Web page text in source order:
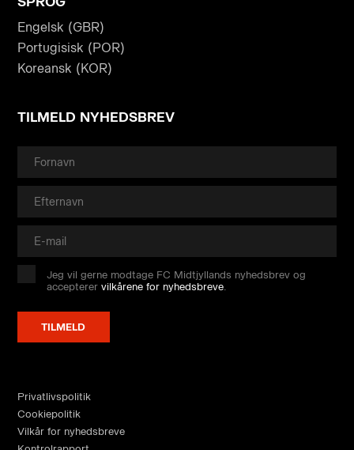
Engelsk (GBR)
Portugisisk (POR)
Koreansk (KOR)
TILMELD NYHEDSBREV
Jeg vil gerne modtage FC Midtjyllands nyhedsbrev og
accepterervilkårene for nyhedsbreve
Privatlivspolitik
Cookiepolitik
Vilkår for nyhedsbreve